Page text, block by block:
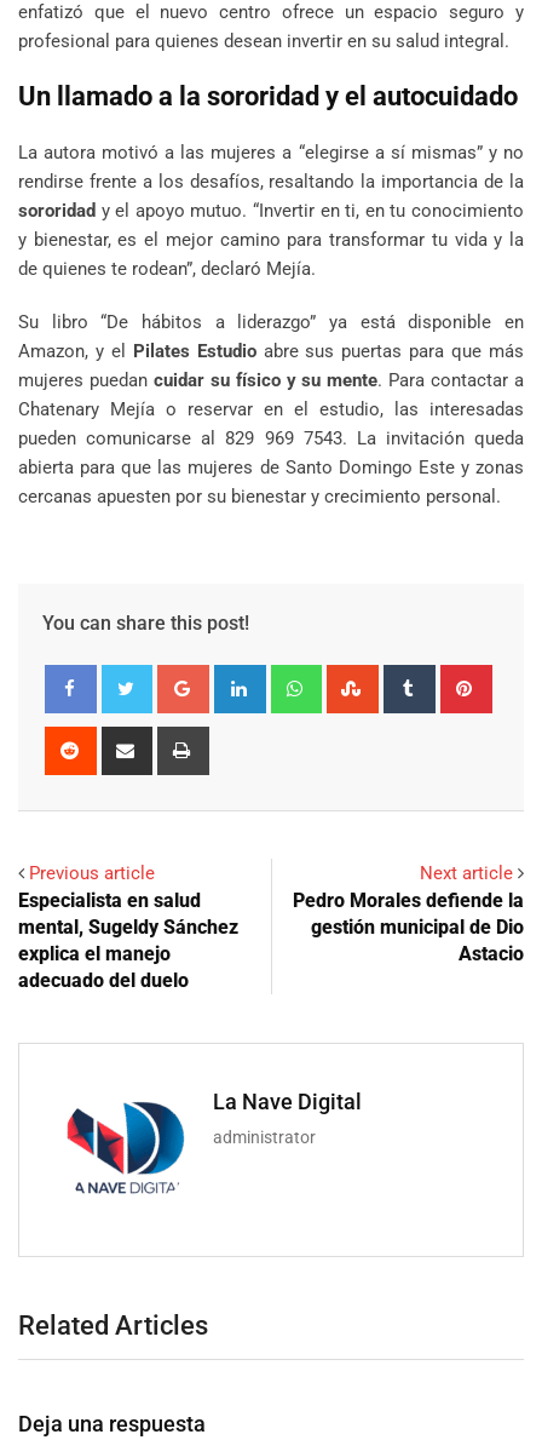
enfatizó que el nuevo centro ofrece un espacio seguro y
profesional para quienes desean invertir en su salud integral.
Un llamado a la sororidad y el autocuidado
La autora motivó a las mujeres a “elegirse a sí mismas” y no
rendirse frente a los desafíos, resaltando la importancia de la
sororidad y el apoyo mutuo. “Invertir en ti, en tu conocimiento
y bienestar, es el mejor camino para transformar tu vida y la
de quienes te rodean”, declaró Mejía.
Su libro “De hábitos a liderazgo” ya está disponible en
Amazon, y el Pilates Estudioabre sus puertas para que más
mujeres puedan cuidar su físico y su mente. Para contactar a
Chatenary Mejía o reservar en el estudio, las interesadas
pueden comunicarse al 829 969 7543. La invitación queda
abierta para que las mujeres de Santo Domingo Este y zonas
cercanas apuesten por su bienestar y crecimiento personal.
You can share this post!
Google+ LinkedIn WhatsappStumbleUpon
Tumblr
Reddit
Share
Previous article
Especialista en salud
mental, Sugeldy Sánchez
explica el manejo
adecuado del duelo
Next article
Pedro Morales defiende la
gestión municipal de Dio
Astacio
La Nave Digital
administrator
Related Articles
Deja una respuesta